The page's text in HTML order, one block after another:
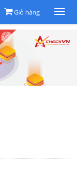
Giỏ hàng